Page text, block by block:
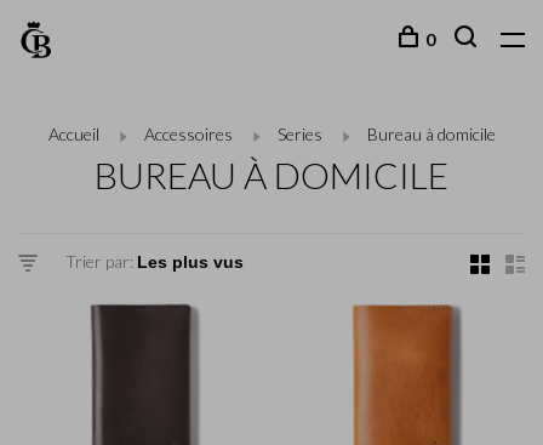
0
Accueil Accessoires Series Bureau à domicile
BUREAU À DOMICILE
Trier par: